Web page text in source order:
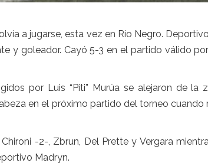
a jugarse, esta vez en Río Negro.
y goleador. Cayó 5-3 en el partido válido
por Luis “Piti” Murúa se alejaron de
en el próximo partido del torneo cuando
-2-, Zbrun, Del Prette y Vergara
Madryn.